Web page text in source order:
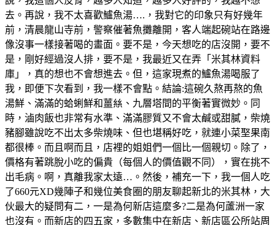
去。再說，我不太喜歡鱸魚湯….，我對它的印象只有好幾年
前，清晨龍山寺前，警察催著魚攤離開，客人端起碗站在路邊
像沒事一樣接著喝的畫面。要不是，今天想吃的店沒開，要不
是，剛好經過沒人排，要不是，我最近又在弄「米其林資料
庫」，真的想也不會想進去。但，這家現煮的鱸魚湯喝服了
我，即便下次看到，我一樣不會點。結論:這碗久熬再熬的魚
湯鮮、滿滿的蛤蜊鮮和薑𢇃、九層塔間的平衡著實微妙。同
時，滷肉飯也非常有水準、滿滿膠質又不會太鹹或甜膩，柴燒
豬腳雖說吃不出太多柴燒味、但也堪稱好吃，就連小菜埾果南
都很棒。而且啊而且，店裡的姐姐們一個比一個親切。除了，
價格有著跳脫小吃的偏貴（每個人的價值觀不同），實在挑不
出毛病。啊，真離我家太遠…。然後，補充一下，我一個人吃
了660元XD幾陣子和幾位美食圈的朋友聊起新北的米其林，大
伙最大的疑問有二，一是為何新店這麼多?二是為何蘆洲一家
也沒有。而新店的四五家，多數集中在新店、新店區公所站周